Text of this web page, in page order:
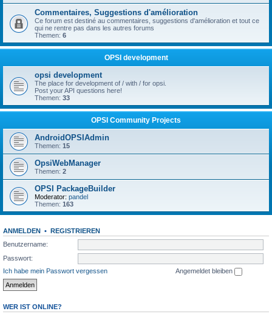
Commentaires, Suggestions d'amélioration
Ce forum est destiné au commentaires, suggestions d'amélioration et tout ce
qui ne rentre pas dans les autres forums
Themen: 6
OPSI development
opsi development
The place for development of / with / for opsi.
Post your API questions here!
Themen: 33
OPSI Community Projects
AndroidOPSIAdmin
Themen: 15
OpsiWebManager
Themen: 2
OPSI PackageBuilder
Moderator: pandel
Themen: 163
ANMELDEN • REGISTRIEREN
Benutzername:
Passwort:
Ich habe mein Passwort vergessen
Angemeldet bleiben
WER IST ONLINE?